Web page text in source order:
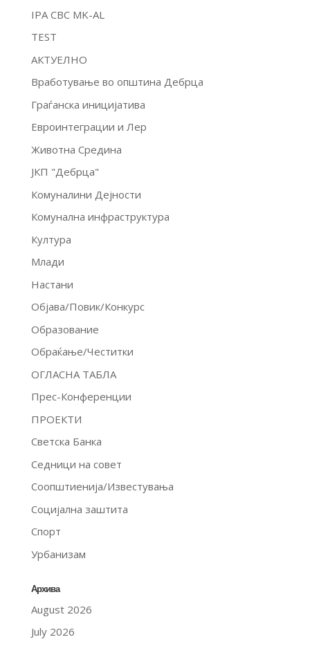
IPA CBC MK-AL
TEST
АКТУЕЛНО
Вработување во општина Дебрца
Граѓанска иницијатива
Евроинтеграции и Лер
Животна Средина
ЈКП "Дебрца"
Комуналини Дејности
Комунална инфраструктура
Култура
Млади
Настани
Објава/Повик/Конкурс
Образование
Обраќање/Честитки
ОГЛАСНА ТАБЛА
Прес-Конференции
ПРОЕКТИ
Светска Банка
Седници на совет
Соопштиенија/Известувања
Социјална заштита
Спорт
Урбанизам
Архива
August 2026
July 2026